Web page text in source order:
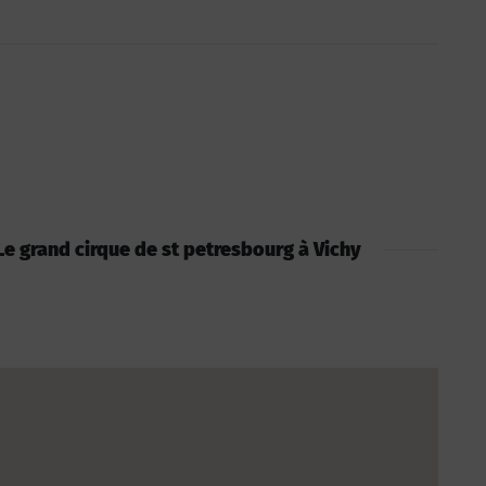
grand cirque de st petresbourg à Vichy